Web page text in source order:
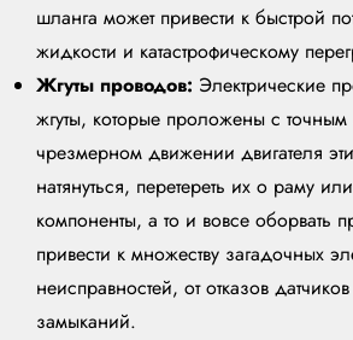
шланга может привести к быстрой
жидкости и катастрофическому
Жгуты проводов: Электрические
жгуты, которые проложены с
чрезмерном движении двигателя эти
натянуться, перетереть их о раму
компоненты, а то и вовсе оборвать
привести к множеству загадочных
неисправностей, от отказов
замыканий.